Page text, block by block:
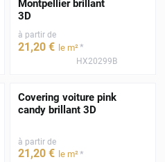
Montpellier brillant
3D
à partir de
21,20 € le m²*
HX20299B
Covering voiture pink
candy brillant 3D
à partir de
21 ,20 € le m²*